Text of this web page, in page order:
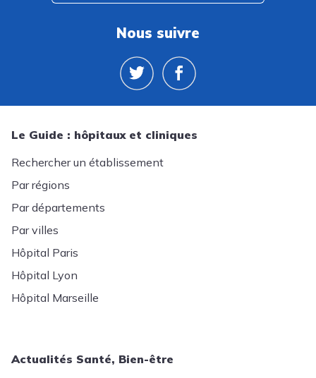
Nous suivre
Le Guide : hôpitaux et cliniques
Rechercher un établissement
Par régions
Par départements
Par villes
Hôpital Paris
Hôpital Lyon
Hôpital Marseille
Actualités Santé, Bien-être